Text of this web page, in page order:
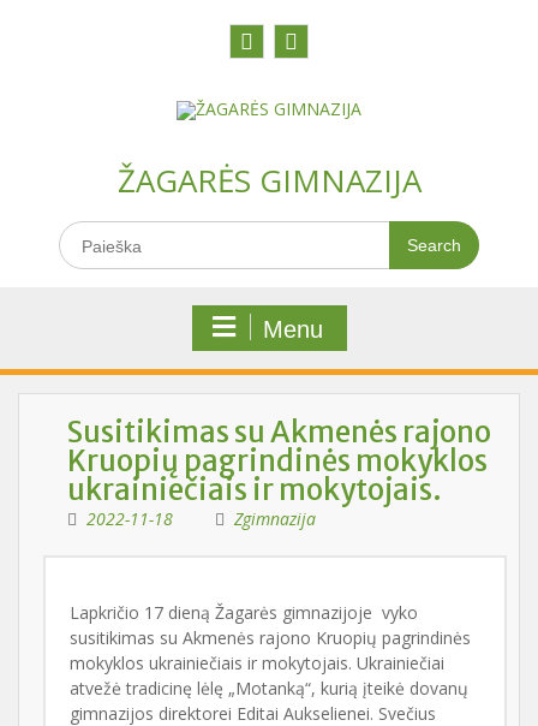
ŽAGARĖS GIMNAZIJA
Search
for:
Menu
Susitikimas su Akmenės rajono
Kruopių pagrindinės mokyklos
ukrainiečiais ir mokytojais.
2022-11-18 Zgimnazija
Lapkričio 17 dieną Žagarės gimnazijoje vyko
susitikimas su Akmenės rajono Kruopių pagrindinės
mokyklos ukrainiečiais ir mokytojais. Ukrainiečiai
atvežė tradicinę lėlę „Motanką“, kurią įteikė dovanų
gimnazijos direktorei Editai Aukselienei. Svečius